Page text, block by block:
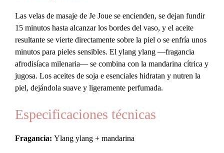
Ylang
&
Mandarina
cantidad
Las velas de masaje de Je Joue se encienden, se dejan fundir
15 minutos hasta alcanzar los bordes del vaso, y el aceite
resultante se vierte directamente sobre la piel o se enfría unos
minutos para pieles sensibles. El ylang ylang —fragancia
afrodisíaca milenaria— se combina con la mandarina cítrica y
jugosa. Los aceites de soja e esenciales hidratan y nutren la
piel, dejándola suave y ligeramente perfumada.
Especificaciones técnicas
Fragancia: Ylang ylang + mandarina